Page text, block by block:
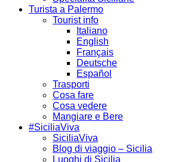
Turista a Palermo
Tourist info
Italiano
English
Français
Deutsche
Español
Trasporti
Cosa fare
Cosa vedere
Mangiare e Bere
#SiciliaViva
SiciliaViva
Blog di viaggio – Sicilia
Luoghi di Sicilia